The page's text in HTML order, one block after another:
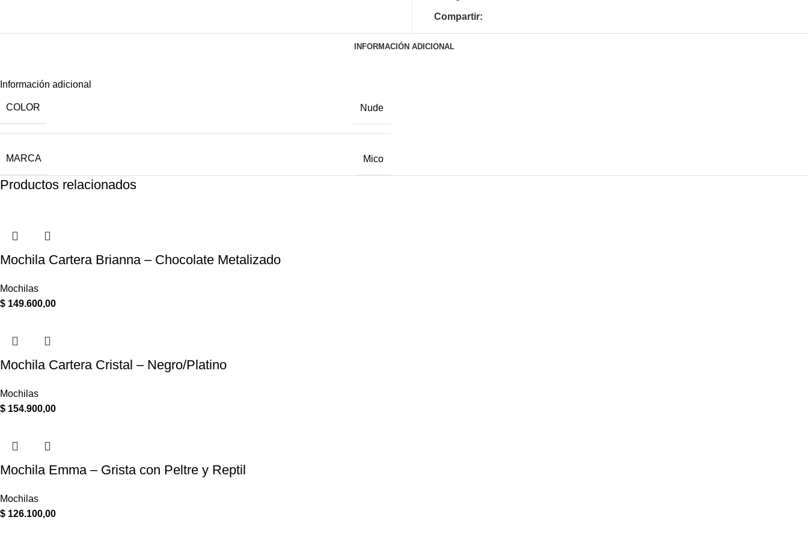
Compartir:
INFORMACIÓN ADICIONAL
Información adicional
COLOR Nude
MARCA Mico
Productos relacionados
Mochila Cartera Brianna – Chocolate Metalizado
Mochilas
$ 149.600,00
Mochila Cartera Cristal – Negro/Platino
Mochilas
$ 154.900,00
Mochila Emma – Grista con Peltre y Reptil
Mochilas
$ 126.100,00